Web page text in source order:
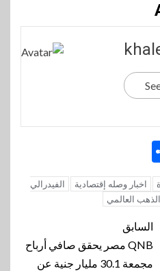
اخبار وصله إقتصادية
الفيدرالي
العالمي
السابق
QNB مصر يحقق صافي أرباح
مجمعة 30.1 مليار جنية عن